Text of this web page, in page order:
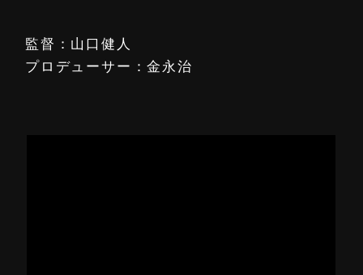
監督：山口健人
プロデューサー：金永治